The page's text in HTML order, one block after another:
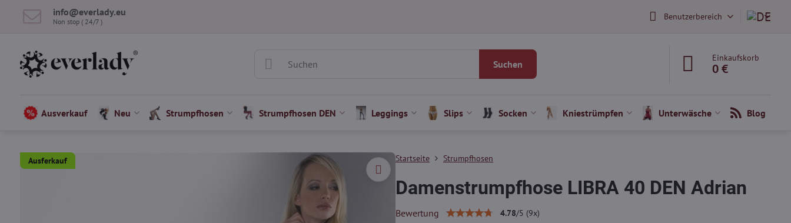
info​​@everlady​​.eu
Non stop ( 24/7 ) Benutzerbereich
Suchen
Einkaufskorb
0 €
Ausverkauf Neu Strumpfhosen Strumpfhosen DEN Leggings Slips Socken Kniestrümpfen Unterwäsche Blog
Ausferkauf Startseite Strumpfhosen
Damenstrumpfhose LIBRA 40 DEN Adrian
Bewertung 4.78/5 (9x)